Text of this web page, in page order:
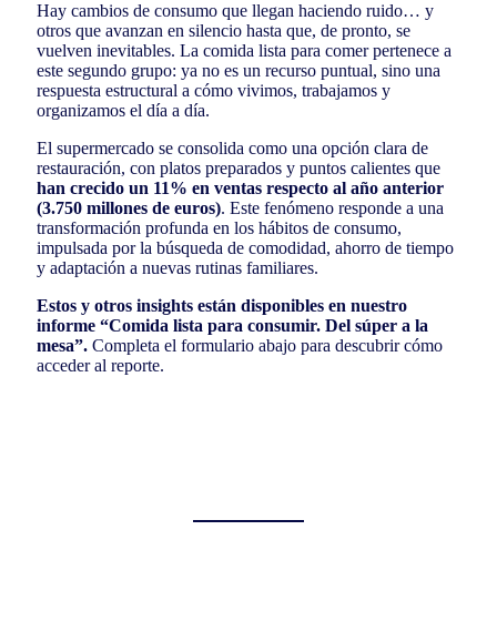
Hay cambios de consumo que llegan haciendo ruido… y
otros que avanzan en silencio hasta que, de pronto, se
vuelven inevitables. La comida lista para comer pertenece a
este segundo grupo: ya no es un recurso puntual, sino una
respuesta estructural a cómo vivimos, trabajamos y
organizamos el día a día.
El supermercado se consolida como una opción clara de
restauración, con platos preparados y puntos calientes que
han crecido un 11% en ventas respecto al año anterior
(3.750 millones de euros). Este fenómeno responde a una
transformación profunda en los hábitos de consumo,
impulsada por la búsqueda de comodidad, ahorro de tiempo
y adaptación a nuevas rutinas familiares.
Estos y otros insights están disponibles en nuestro
informe “Comida lista para consumir. Del súper a la
mesa”. Completa el formulario abajo para descubrir cómo
acceder al reporte.